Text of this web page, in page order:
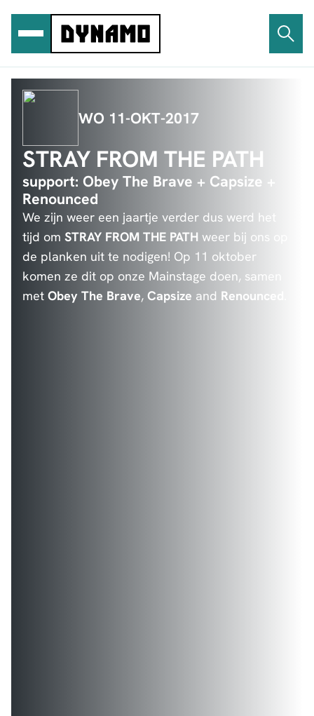
inhoud
WO 11-OKT-2017
STRAY FROM THE PATH
support: Obey The Brave + Capsize +
Renounced
We zijn weer een jaartje verder dus werd het
tijd om STRAY FROM THE PATH weer bij ons op
de planken uit te nodigen! Op 11 oktober
komen ze dit op onze Mainstage doen, samen
met Obey The Brave, Capsize and Renounced